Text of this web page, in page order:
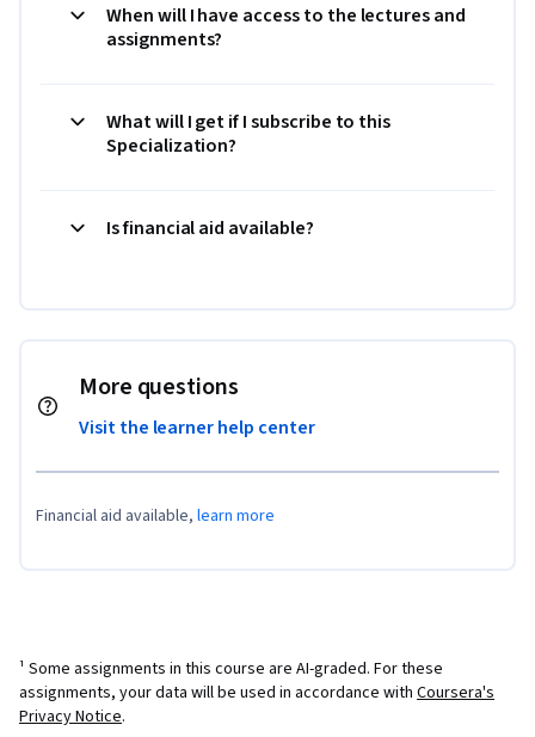
When will I have access to the lectures and
assignments?
What will I get if I subscribe to this
Specialization?
Is financial aid available?
More questions
Visit the learner help center
Financial aid available, learn more
¹ Some assignments in this course are AI-graded. For these
assignments, your data will be used in accordance with Coursera's
Privacy Notice.